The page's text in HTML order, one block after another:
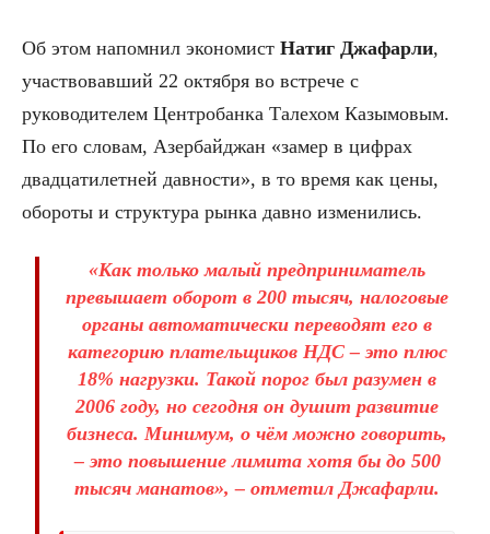
Об этом напомнил экономист Натиг Джафарли,
участвовавший 22 октября во встрече с
руководителем Центробанка Талехом Казымовым.
По его словам, Азербайджан «замер в цифрах
двадцатилетней давности», в то время как цены,
обороты и структура рынка давно изменились.
«Как только малый предприниматель
превышает оборот в 200 тысяч, налоговые
органы автоматически переводят его в
категорию плательщиков НДС – это плюс
18% нагрузки. Такой порог был разумен в
2006 году, но сегодня он душит развитие
бизнеса. Минимум, о чём можно говорить,
– это повышение лимита хотя бы до 500
тысяч манатов», – отметил Джафарли.